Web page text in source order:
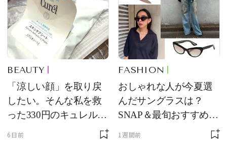
BEAUTY
「涼しい顔」を取り戻
したい。そんな私を救
った330円のキュレル名
6日前
FASHION
おしゃれな人が今夏選
んだサングラスは？
SNAP＆最旬おすすめサ
1週間前